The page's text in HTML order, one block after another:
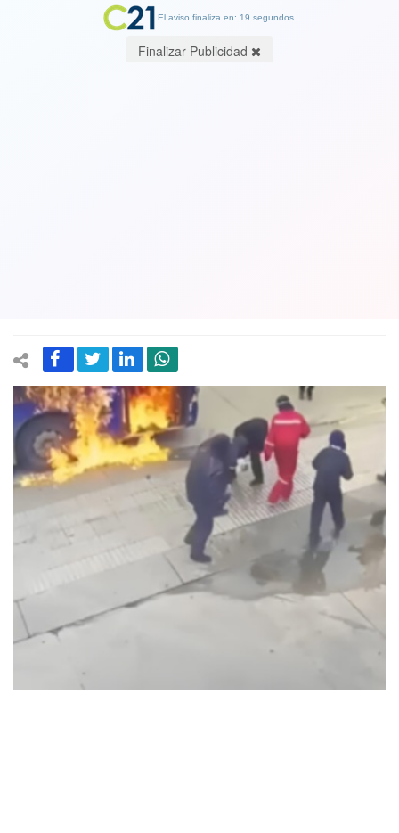
El aviso finaliza en: 19 segundos.
Finalizar Publicidad